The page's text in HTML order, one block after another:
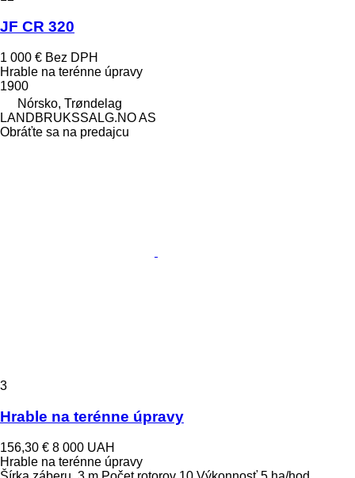
JF CR 320
1 000 € Bez DPH
Hrable na terénne úpravy
1900
Nórsko, Trøndelag
LANDBRUKSSALG.NO AS
Obráťte sa na predajcu
3
Hrable na terénne úpravy
156,30 € 8 000 UAH
Hrable na terénne úpravy